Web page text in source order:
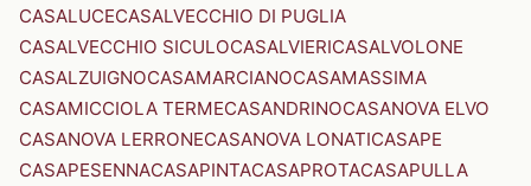
CASALUCECASALVECCHIO DI PUGLIA
CASALVECCHIO SICULOCASALVIERICASALVOLONE
CASALZUIGNOCASAMARCIANOCASAMASSIMA
CASAMICCIOLA TERMECASANDRINOCASANOVA ELVO
CASANOVA LERRONECASANOVA LONATICASAPE
CASAPESENNACASAPINTACASAPROTACASAPULLA